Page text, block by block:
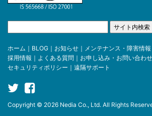
ホーム ｜ BLOG ｜ お知らせ ｜ メンテナンス・障害情報
採用情報 ｜ よくある質問 ｜ お申し込み・お問い合わせ
セキュリティポリシー ｜ 遠隔サポート
Copyright © 2026 Nedia Co., Ltd. All Rights